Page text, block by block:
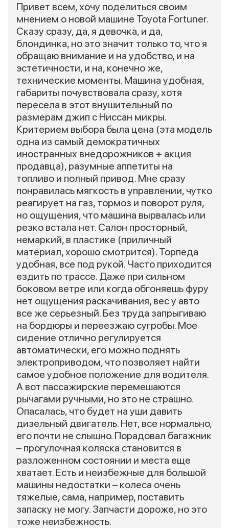
Привет всем, хочу поделиться своим
мнением о новой машине Toyota Fortuner.
Сказу сразу, да, я девочка, и да,
блондинка, но это значит только то, что я
обращаю внимание и на удобство, и на
эстетичности, и на, конечно же,
технические моменты. Машина удобная,
габариты почувствовала сразу, хотя
пересела в этот внушительный по
размерам джип с Ниссан микры.
Критерием выбора была цена (эта модель
одна из самый демократичных
иностранных внедорожников + акция
продавца), разумные аппетиты на
топливо и полный привод. Мне сразу
понравилась мягкость в управлении, чутко
реагирует на газ, тормоз и поворот руля,
но ощущения, что машина вырвалась или
резко встала нет. Салон просторный,
немаркий, в пластике (приличный
материал, хорошо смотрится). Торпеда
удобная, все под рукой. Часто приходится
ездить по трассе. Даже при сильном
боковом ветре или когда обгоняешь фуру
нет ощущения раскачивания, вес у авто
все же серьезный. Без труда запрыгиваю
на бордюры и переезжаю сугробы. Мое
сидение отлично регулируется
автоматически, его можно поднять
электроприводом, что позволяет найти
самое удобное положение для водителя.
А вот пассажирские перемешаются
рычагами ручными, но это не страшно.
Опасалась, что будет на уши давить
дизельный двигатель. Нет, все нормально,
его почти не слышно. Порадовал багажник
– прогулочная коляска становится в
разложенном состоянии и места еще
хватает. Есть и неизбежные для большой
машины недостатки – колеса очень
тяжелые, сама, например, поставить
запаску не могу. Запчасти дороже, но это
тоже неизбежность.